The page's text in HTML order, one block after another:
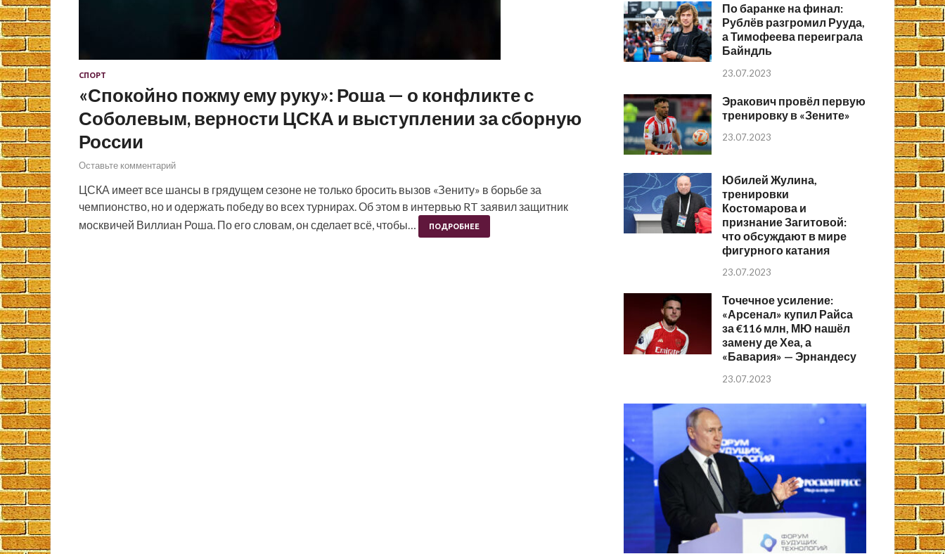
СПОРТ
«Спокойно пожму ему руку»: Роша — о конфликте с
Соболевым, верности ЦСКА и выступлении за сборную
России
Оставьте комментарий
ЦСКА имеет все шансы в грядущем сезоне не только бросить вызов «Зениту» в борьбе за
чемпионство, но и одержать победу во всех турнирах. Об этом в интервью RT заявил защитник
москвичей Виллиан Роша. По его словам, он сделает всё, чтобы…
ПОДРОБНЕЕ
По баранке на финал:
Рублёв разгромил Рууда,
а Тимофеева переиграла
Байндль
23.07.2023
Эракович провёл первую
тренировку в «Зените»
23.07.2023
Юбилей Жулина,
тренировки
Костомарова и
признание Загитовой:
что обсуждают в мире
фигурного катания
23.07.2023
Точечное усиление:
«Арсенал» купил Райса
за €116 млн, МЮ нашёл
замену де Хеа, а
«Бавария» — Эрнандесу
23.07.2023